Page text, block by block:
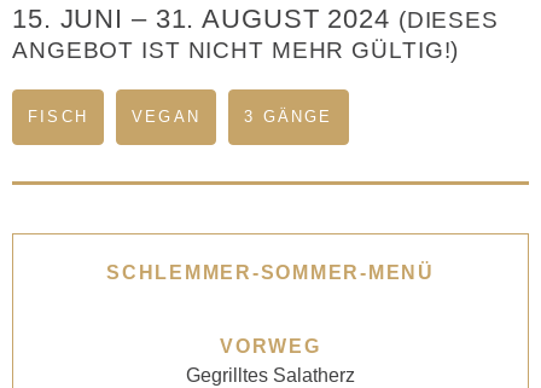
15. JUNI – 31. AUGUST 2024 (DIESES
ANGEBOT IST NICHT MEHR GÜLTIG!)
FISCH VEGAN 3 GÄNGE
SCHLEMMER-SOMMER-MENÜ
VORWEG
Gegrilltes Salatherz